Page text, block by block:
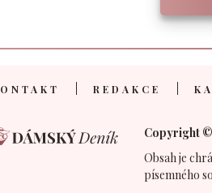
REDAKCE
Copyright
Obsah je
písemného